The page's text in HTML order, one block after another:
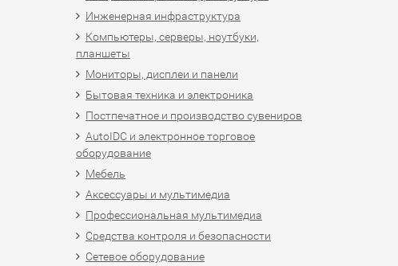
Инженерная инфраструктура
Компьютеры, серверы, ноутбуки,
планшеты
Мониторы, дисплеи и панели
Бытовая техника и электроника
Постпечатное и производство сувениров
AutoIDC и электронное торговое
оборудование
Мебель
Аксессуары и мультимедиа
Профессиональная мультимедиа
Средства контроля и безопасности
Сетевое оборудование